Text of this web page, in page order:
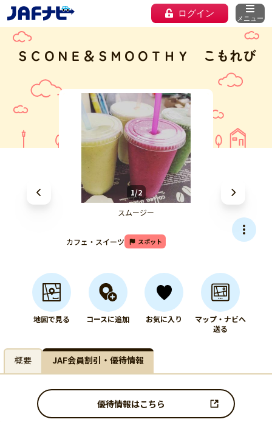
ログイン メニュー
ＳＣＯＮＥ＆ＳＭＯＯＴＨＹ こもれび
1/2
スムージー
カフェ・スイーツ スポット
地図で見る コースに追加 お気に入り
マップ・ナビへ
送る
概要 JAF会員割引・優待情報
優待情報はこちら